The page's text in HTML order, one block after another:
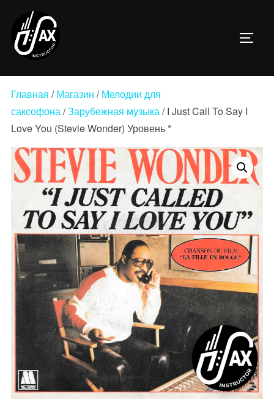
Перейти
содержимому
Главная /Магазин /Мелодии для
саксофона/Зарубежная музыка/ I Just Call To Say I
Love You (Stevie Wonder) Уровень *